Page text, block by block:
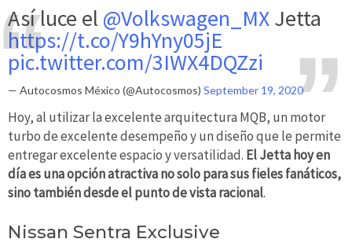
Así luce el @Volkswagen_MXJetta
https://t.co/Y9hYny05jE
pic.twitter.com/3IWX4DQZzi
— Autocosmos México (@Autocosmos) September 19, 2020
Hoy, al utilizar la excelente arquitectura MQB, un motor
turbo de excelente desempeño y un diseño que le permite
entregar excelente espacio y versatilidad. El Jetta hoy en
día es una opción atractiva no solo para sus fieles fanáticos,
sino también desde el punto de vista racional.
Nissan Sentra Exclusive